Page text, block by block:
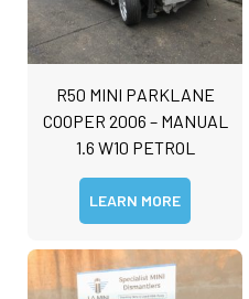
R50 MINI PARKLANE
COOPER 2006 – MANUAL
1.6 W10 PETROL
LEARN MORE